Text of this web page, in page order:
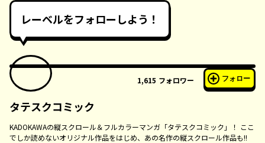
レーベルをフォローしよう！
1,615 フォロワー フォロー
タテスクコミック
KADOKAWAの縦スクロール＆フルカラーマンガ「タテスクコミック」！ ここ
でしか読めないオリジナル作品をはじめ、あの名作の縦スクロール作品も!!